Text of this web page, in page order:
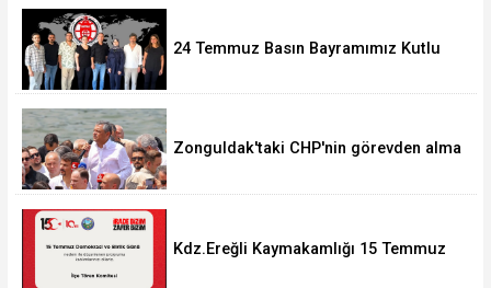
24 Temmuz Basın Bayramımız Kutlu
Zonguldak'taki CHP'nin görevden alma
Kdz.Ereğli Kaymakamlığı 15 Temmuz